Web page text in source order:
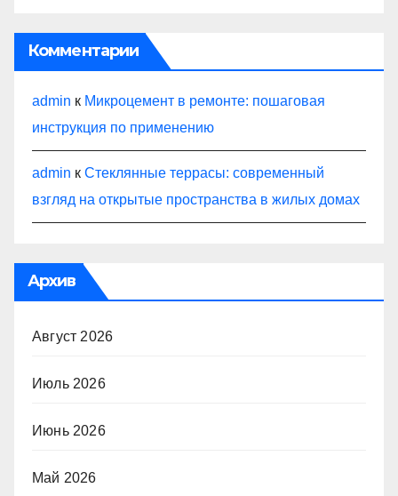
Комментарии
admin к Микроцемент в ремонте: пошаговая
инструкция по применению
admin к Стеклянные террасы: современный
взгляд на открытые пространства в жилых домах
Архив
Август 2026
Июль 2026
Июнь 2026
Май 2026